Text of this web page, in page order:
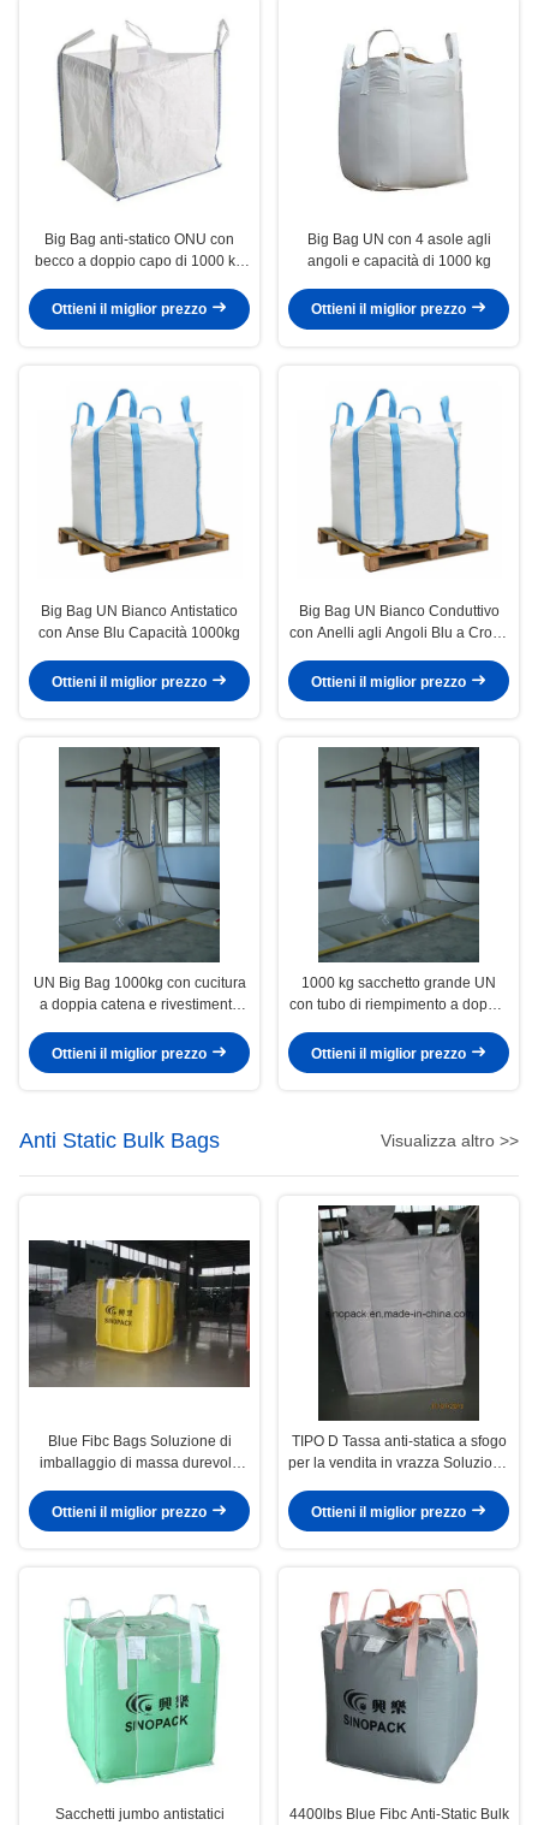
Big Bag anti-statico ONU con
becco a doppio capo di 1000 kg
Ottieni il miglior prezzo
Big Bag UN con 4 asole agli
angoli e capacità di 1000 kg
Ottieni il miglior prezzo
Big Bag UN Bianco Antistatico
con Anse Blu Capacità 1000kg
Ottieni il miglior prezzo
Big Bag UN Bianco Conduttivo
con Anelli agli Angoli Blu a Croce
Ottieni il miglior prezzo
UN Big Bag 1000kg con cucitura
a doppia catena e rivestimento
Ottieni il miglior prezzo
1000 kg sacchetto grande UN
con tubo di riempimento a doppio
Ottieni il miglior prezzo
Anti Static Bulk Bags Visualizza altro >>
Blue Fibc Bags Soluzione di
imballaggio di massa durevole
Ottieni il miglior prezzo
TIPO D Tassa anti-statica a sfogo
per la vendita in vrazza Soluzione
affidabile
Ottieni il miglior prezzo
Sacchetti jumbo antistatici
4400lbs Blue Fibc Anti-Static Bulk